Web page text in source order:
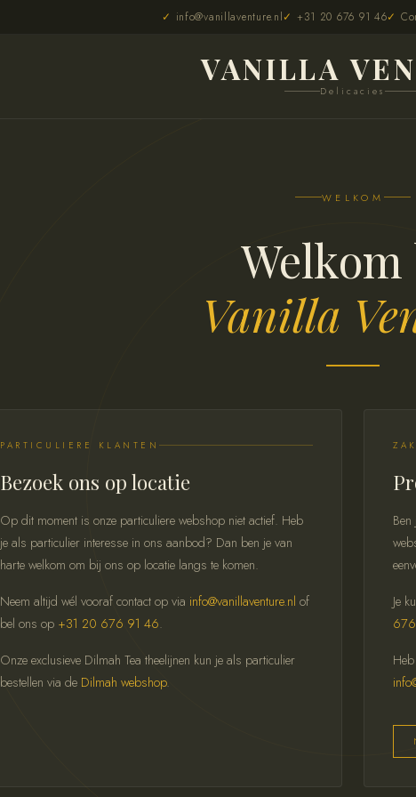
info@vanillaventure.nl +31 20 676 91 46
VANILLA
Delicacies
WELKOM
Vanilla
PARTICULIERE KLANTEN
Bezoek ons op locatie
Op dit moment is onze particuliere webshop niet actief. Heb
je als particulier interesse in ons aanbod? Dan ben je van
harte welkom om bij ons op locatie langs te komen.
Neem altijd wél vooraf contact op via info@vanillaventure.nl of
bel ons op +31 20 676 91 46.
Onze exclusieve Dilmah Tea theelijnen kun je als particulier
bestellen via de Dilmah webshop.
Je